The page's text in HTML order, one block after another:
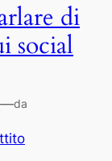
di
social
—da